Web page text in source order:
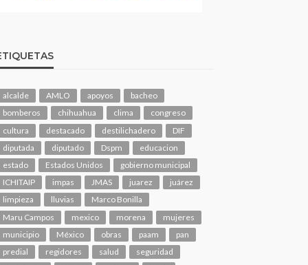
alcalde AMLO apoyos
bacheo
bomberos
chihuahua clima
congreso
cultura
destacado destilichadero
DIF
diputada
diputado Dspm
educacion
estado
Estados Unidos
gobierno municipal
ICHITAIP
impas JMAS juarez
juárez
limpieza
lluvias
Marco Bonilla
Maru Campos
mexico morena
mujeres
municipio
México obras paam
pan
predial
regidores salud
seguridad